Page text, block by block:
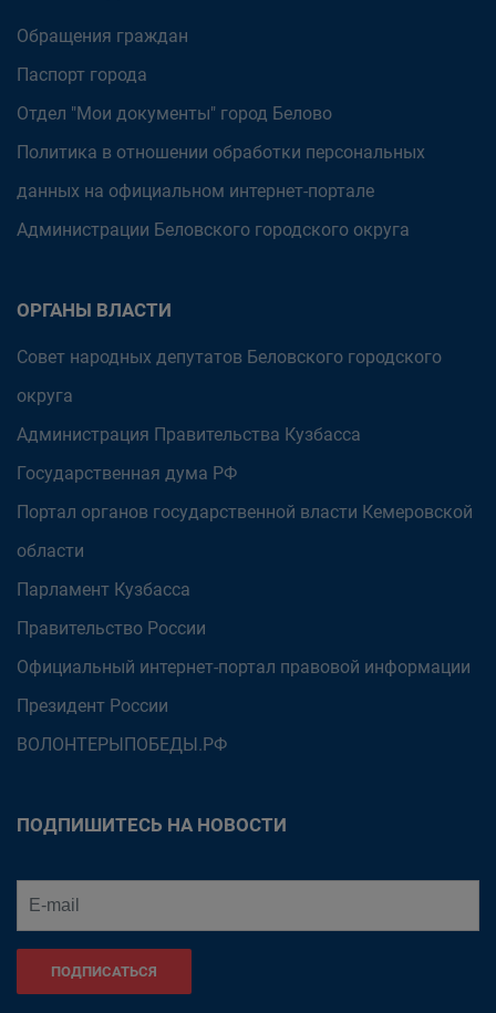
Обращения граждан
Паспорт города
Отдел "Мои документы" город Белово
Политика в отношении обработки персональных
данных на официальном интернет-портале
Администрации Беловского городского округа
ОРГАНЫ ВЛАСТИ
Совет народных депутатов Беловского городского
округа
Администрация Правительства Кузбасса
Государственная дума РФ
Портал органов государственной власти Кемеровской
области
Парламент Кузбасса
Правительство России
Официальный интернет-портал правовой информации
Президент России
ВОЛОНТЕРЫПОБЕДЫ.РФ
ПОДПИШИТЕСЬ НА НОВОСТИ
ПОДПИСАТЬСЯ